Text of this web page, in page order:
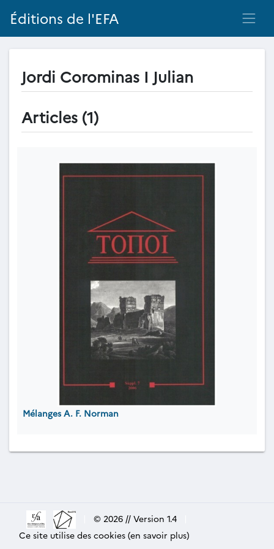
Éditions de l'EFA
Jordi Corominas I Julian
Articles (1)
Mélanges A. F. Norman
© 2026 // Version 1.4
Ce site utilise des cookies (en savoir plus)